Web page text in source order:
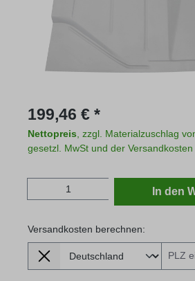
Regulärer Preis:
199,46 € *
Nettopreis , zzgl. Materialzuschlag
gesetzl. MwSt und der Versandkosten
Produkt Anzahl: GibIn den
Versandkosten berechnen:
Lieferland
Versandkosten berechnen: